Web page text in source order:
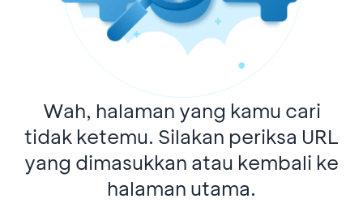
Wah, halaman yang kamu cari
tidak ketemu. Silakan periksa URL
yang dimasukkan atau kembali ke
halaman utama.